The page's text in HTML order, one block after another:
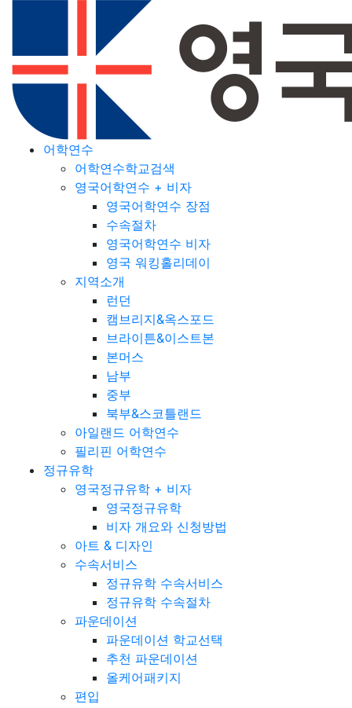
어학연수
어학연수학교검색
영국어학연수 + 비자
영국어학연수 장점
수속절차
영국어학연수 비자
영국 워킹홀리데이
지역소개
런던
캠브리지&옥스포드
브라이튼&이스트본
본머스
남부
중부
북부&스코틀랜드
아일랜드 어학연수
필리핀 어학연수
정규유학
영국정규유학 + 비자
영국정규유학
비자 개요와 신청방법
아트 & 디자인
수속서비스
정규유학 수속서비스
정규유학 수속절차
파운데이션
파운데이션 학교선택
추천 파운데이션
올케어패키지
편입